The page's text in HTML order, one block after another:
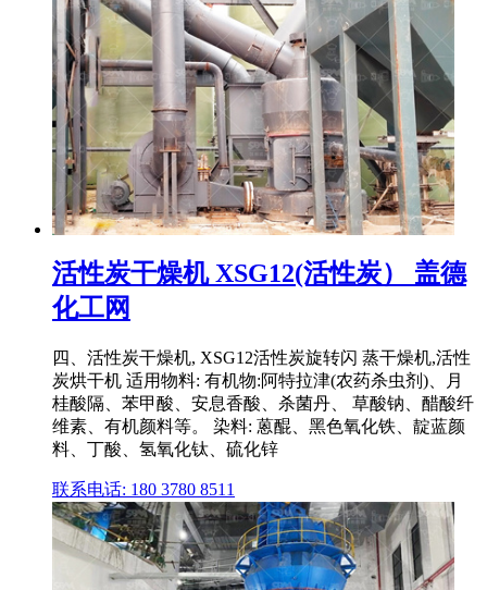
活性炭干燥机 XSG12(活性炭） 盖德
化工网
四、活性炭干燥机, XSG12活性炭旋转闪 蒸干燥机,活性
炭烘干机 适用物料: 有机物:阿特拉津(农药杀虫剂)、月
桂酸隔、苯甲酸、安息香酸、杀菌丹、 草酸钠、醋酸纤
维素、有机颜料等。 染料: 蒽醌、黑色氧化铁、靛蓝颜
料、丁酸、氢氧化钛、硫化锌
联系电话: 180 3780 8511